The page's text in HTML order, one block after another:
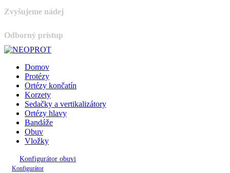
Zvyšujeme nádej
Odborný prístup
Domov
Protézy
Ortézy končatín
Korzety
Sedačky a vertikalizátory
Ortézy hlavy
Bandáže
Obuv
Vložky
Konfigurátor obuvi
Konfigurátor